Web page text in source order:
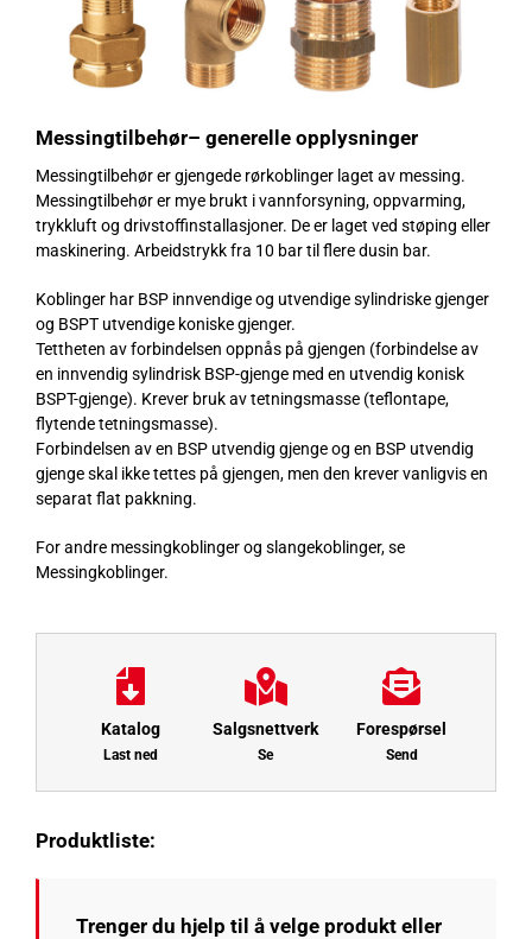
Messingtilbehør– generelle opplysninger
Messingtilbehør er gjengede rørkoblinger laget av messing.
Messingtilbehør er mye brukt i vannforsyning, oppvarming,
trykkluft og drivstoffinstallasjoner. De er laget ved støping eller
maskinering. Arbeidstrykk fra 10 bar til flere dusin bar.
Koblinger har BSP innvendige og utvendige sylindriske gjenger
og BSPT utvendige koniske gjenger.
Tettheten av forbindelsen oppnås på gjengen (forbindelse av
en innvendig sylindrisk BSP-gjenge med en utvendig konisk
BSPT-gjenge). Krever bruk av tetningsmasse (teflontape,
flytende tetningsmasse).
Forbindelsen av en BSP utvendig gjenge og en BSP utvendig
gjenge skal ikke tettes på gjengen, men den krever vanligvis en
separat flat pakkning.
For andre messingkoblinger og slangekoblinger, se
Messingkoblinger.
Katalog
Last ned
Salgsnettverk
Se
Forespørsel
Send
Produktliste:
Trenger du hjelp til å velge produkt eller